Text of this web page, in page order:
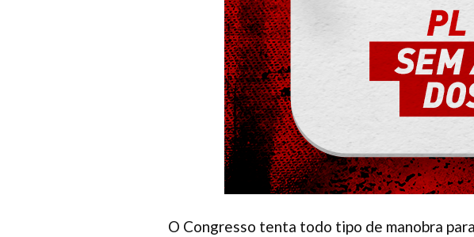
O Congresso tenta todo tipo de manobra